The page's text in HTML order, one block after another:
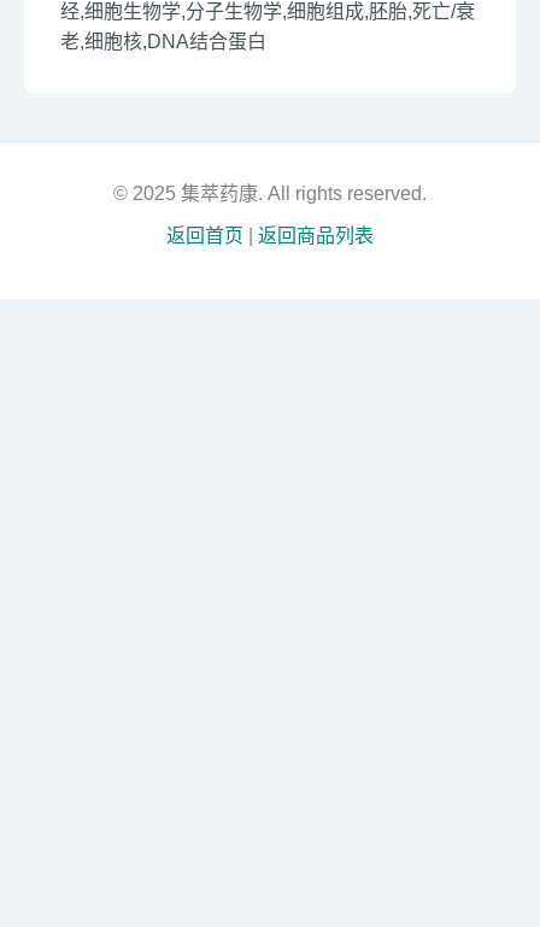
经,细胞生物学,分子生物学,细胞组成,胚胎,死亡/衰
老,细胞核,DNA结合蛋白
© 2025 集萃药康. All rights reserved.
返回首页 返回商品列表